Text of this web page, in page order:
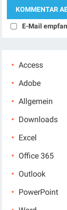
E-Mail
Access
Adobe
Allgemein
Downloads
Excel
Office 365
Outlook
PowerPoint